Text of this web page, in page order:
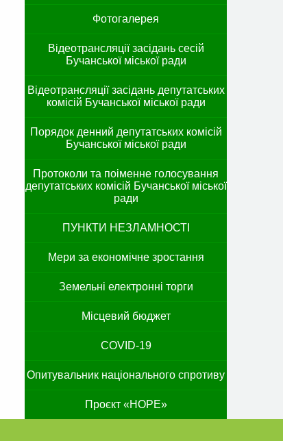
Фотогалерея
Відеотрансляції засідань сесій
Бучанської міської ради
Відеотрансляції засідань депутатських
комісій Бучанської міської ради
Порядок денний депутатських комісій
Бучанської міської ради
Протоколи та поіменне голосування
депутатських комісій Бучанської міської
ради
ПУНКТИ НЕЗЛАМНОСТІ
Мери за економічне зростання
Земельні електронні торги
Місцевий бюджет
COVID-19
Опитувальник національного спротиву
Проєкт «HOPE»